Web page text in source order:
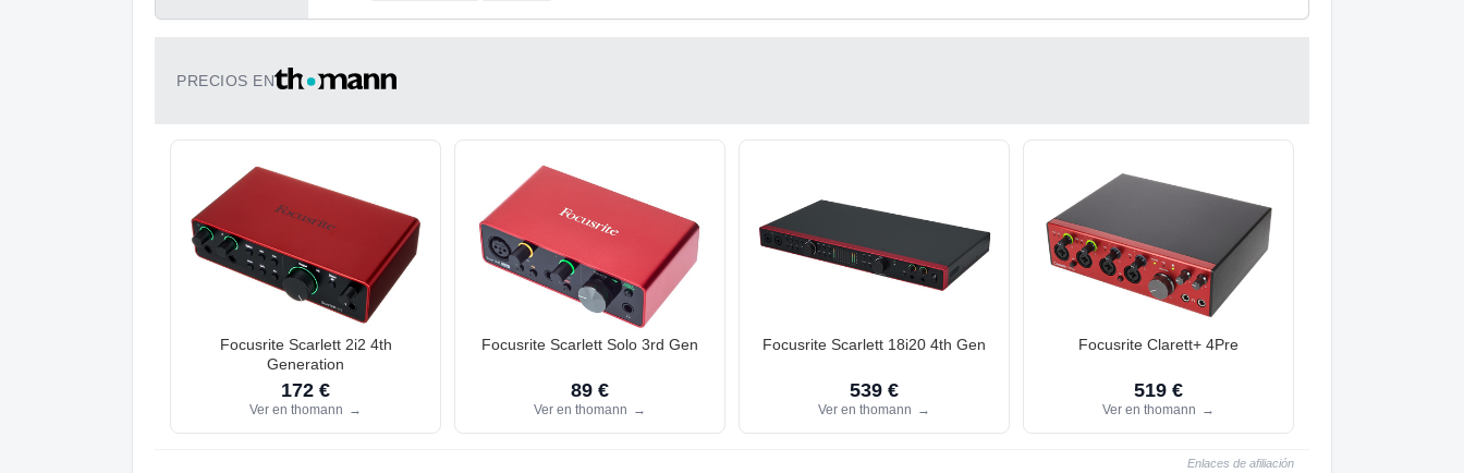
PRECIOS EN
Focusrite Scarlett 2i2 4th
Generation
172 €
Ver en thomann →
Focusrite Scarlett Solo 3rd Gen
89 €
Ver en thomann →
Focusrite Scarlett 18i20 4th Gen
539 €
Ver en thomann →
Focusrite Clarett+ 4Pre
519 €
Ver en thomann →
Enlaces de afiliación